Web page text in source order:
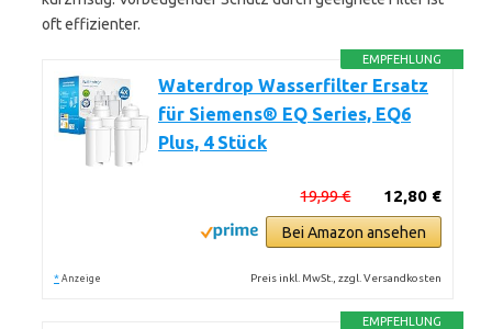
oft effizienter.
EMPFEHLUNG
Waterdrop Wasserfilter Ersatz
für Siemens® EQ Series, EQ6
Plus, 4 Stück
12,80 €
19,99 €
Bei Amazon ansehen
* Anzeige Preis inkl. MwSt., zzgl. Versandkosten
EMPFEHLUNG